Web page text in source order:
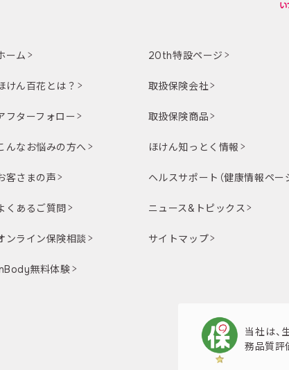
ーム
けん百花とは？
フターフォロー
んなお悩みの方へ
客さまの声
くあるご質問
ンライン保険相談
無料体験
20th特設ページ
取扱保険会社
取扱保険商品
ほけん知っとく情報
ヘルスサポート（健康情報ペー
ニュース&トピックス
サイトマップ
当社は、
務品質評